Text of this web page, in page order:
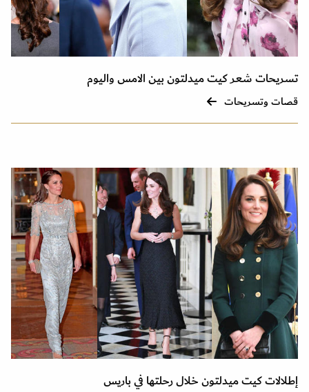
تسريحات شعر كيت ميدلتون بين الامس واليوم
قصات وتسريحات
إطلالات كيت ميدلتون خلال رحلتها في باريس